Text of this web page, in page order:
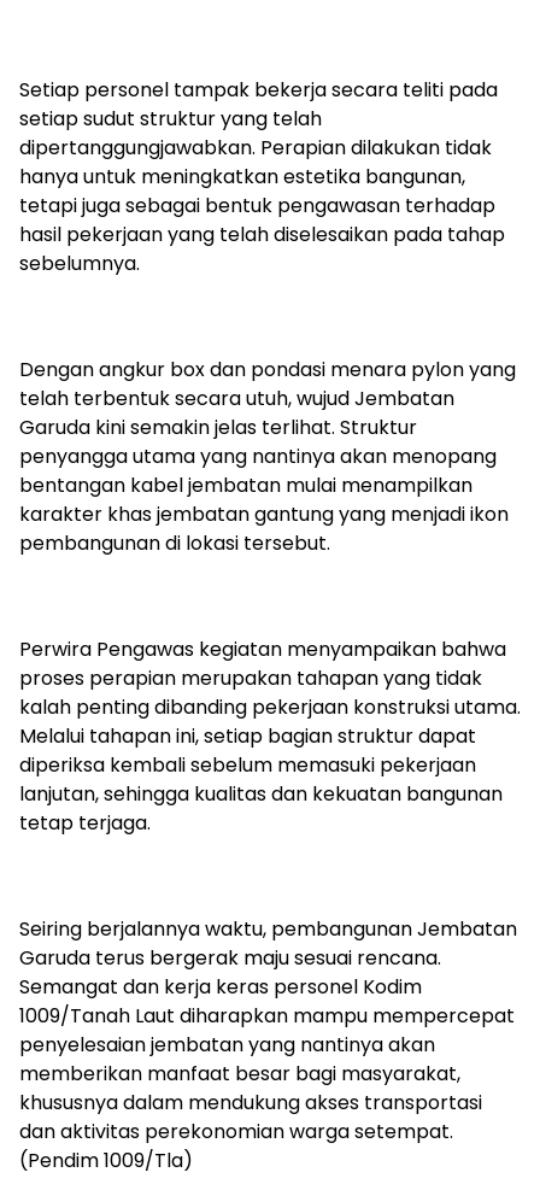
Setiap personel tampak bekerja secara teliti pada
setiap sudut struktur yang telah
dipertanggungjawabkan. Perapian dilakukan tidak
hanya untuk meningkatkan estetika bangunan,
tetapi juga sebagai bentuk pengawasan terhadap
hasil pekerjaan yang telah diselesaikan pada tahap
sebelumnya.
Dengan angkur box dan pondasi menara pylon yang
telah terbentuk secara utuh, wujud Jembatan
Garuda kini semakin jelas terlihat. Struktur
penyangga utama yang nantinya akan menopang
bentangan kabel jembatan mulai menampilkan
karakter khas jembatan gantung yang menjadi ikon
pembangunan di lokasi tersebut.
Perwira Pengawas kegiatan menyampaikan bahwa
proses perapian merupakan tahapan yang tidak
kalah penting dibanding pekerjaan konstruksi utama.
Melalui tahapan ini, setiap bagian struktur dapat
diperiksa kembali sebelum memasuki pekerjaan
lanjutan, sehingga kualitas dan kekuatan bangunan
tetap terjaga.
Seiring berjalannya waktu, pembangunan Jembatan
Garuda terus bergerak maju sesuai rencana.
Semangat dan kerja keras personel Kodim
1009/Tanah Laut diharapkan mampu mempercepat
penyelesaian jembatan yang nantinya akan
memberikan manfaat besar bagi masyarakat,
khususnya dalam mendukung akses transportasi
dan aktivitas perekonomian warga setempat.
(Pendim 1009/Tla)